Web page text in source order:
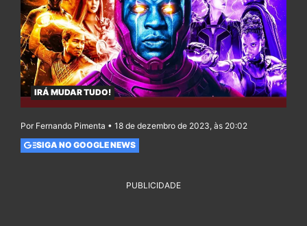
IRÁ MUDAR TUDO!
Por Fernando Pimenta • 18 de dezembro de 2023, às 20:02
SIGA NO GOOGLE NEWS
PUBLICIDADE